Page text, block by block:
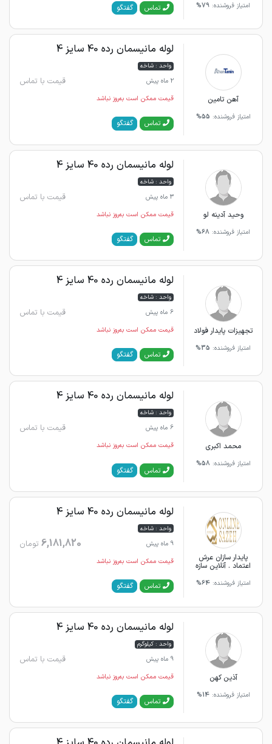
امتیاز فروشنده: 79% تماس گفتگو
آهن تامین
امتیاز فروشنده: 55%
لوله مانیسمان رده 40 سایز 4
واحد : شاخه
2 ماه پیش
قیمت با تماس
قیمت ممکن است به‌روز نباشد
تماس گفتگو
وحید آدینه لو
امتیاز فروشنده: 68%
لوله مانیسمان رده 40 سایز 4
واحد : شاخه
3 ماه پیش
قیمت با تماس
قیمت ممکن است به‌روز نباشد
تماس گفتگو
تجهیزات پایدار فولاد
امتیاز فروشنده: 35%
لوله مانیسمان رده 40 سایز 4
واحد : شاخه
6 ماه پیش
قیمت با تماس
قیمت ممکن است به‌روز نباشد
تماس گفتگو
محمد اکبری
امتیاز فروشنده: 58%
لوله مانیسمان رده 40 سایز 4
واحد : شاخه
6 ماه پیش
قیمت با تماس
قیمت ممکن است به‌روز نباشد
تماس گفتگو
پایدار سازان عرش
اعتماد . آنلاین سازه
امتیاز فروشنده:64%
لوله مانیسمان رده 40 سایز 4
واحد : شاخه
9 ماه پیش
6,181,820 تومان
قیمت ممکن است به‌روز نباشد
تماس گفتگو
آذین کهن
امتیاز فروشنده:14%
لوله مانیسمان رده 40 سایز 4
واحد : کیلوگرم
9 ماه پیش
قیمت با تماس
قیمت ممکن است به‌روز نباشد
تماس گفتگو